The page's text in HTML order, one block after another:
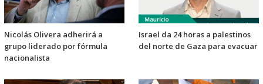
Nicolás Olivera adherirá a
grupo liderado por fórmula
nacionalista
Israel da 24 horas a palestinos
del norte de Gaza para evacuar